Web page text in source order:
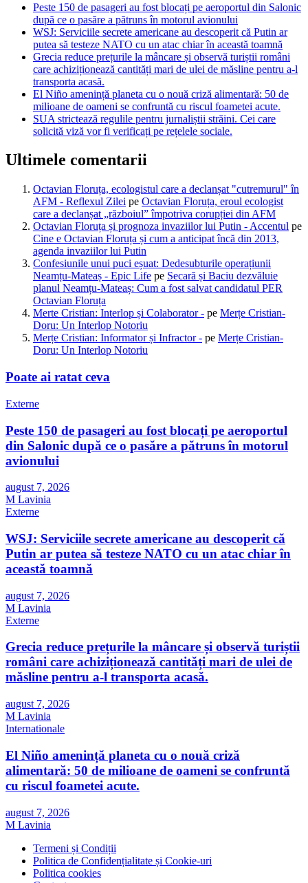
Peste 150 de pasageri au fost blocați pe aeroportul din Salonic
după ce o pasăre a pătruns în motorul avionului
WSJ: Serviciile secrete americane au descoperit că Putin ar
putea să testeze NATO cu un atac chiar în această toamnă
Grecia reduce prețurile la mâncare și observă turiștii români
care achiziționează cantități mari de ulei de măsline pentru a-l
transporta acasă.
El Niño amenință planeta cu o nouă criză alimentară: 50 de
milioane de oameni se confruntă cu riscul foametei acute.
SUA strictează regulile pentru jurnaliștii străini. Cei care
solicită viză vor fi verificați pe rețelele sociale.
Ultimele comentarii
Octavian Floruța, ecologistul care a declanșat "cutremurul" în
AFM - Reflexul Zilei pe Octavian Floruța, eroul ecologist
care a declanșat „războiul” împotriva corupției din AFM
Octavian Floruța și prognoza invaziilor lui Putin - Accentul pe
Cine e Octavian Floruța și cum a anticipat încă din 2013,
agenda invaziilor lui Putin
Confesiunile unui puci eșuat: Dedesubturile operațiunii
Neamțu-Mateaș - Epic Life pe Secară și Baciu dezvăluie
planul Neamțu-Mateaș: Cum a fost salvat candidatul PER
Octavian Floruța
Merte Cristian: Interlop și Colaborator - pe Merțe Cristian-
Doru: Un Interlop Notoriu
Merțe Cristian: Informator și Infractor - pe Merțe Cristian-
Doru: Un Interlop Notoriu
Poate ai ratat ceva
Externe
Peste 150 de pasageri au fost blocați pe aeroportul
din Salonic după ce o pasăre a pătruns în motorul
avionului
august 7, 2026
M Lavinia
Externe
WSJ: Serviciile secrete americane au descoperit că
Putin ar putea să testeze NATO cu un atac chiar în
această toamnă
august 7, 2026
M Lavinia
Externe
Grecia reduce prețurile la mâncare și observă turiștii
români care achiziționează cantități mari de ulei de
măsline pentru a-l transporta acasă.
august 7, 2026
M Lavinia
Internationale
El Niño amenință planeta cu o nouă criză
alimentară: 50 de milioane de oameni se confruntă
cu riscul foametei acute.
august 7, 2026
M Lavinia
Termeni și Condiții
Politica de Confidențialitate și Cookie-uri
Politica cookies